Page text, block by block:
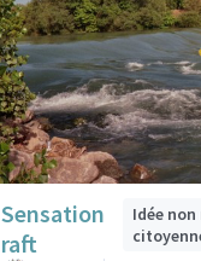
Sensation
raft
Idée